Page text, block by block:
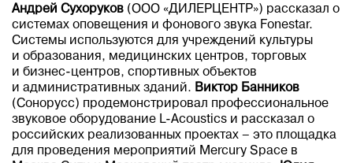
Андрей Сухоруков (ООО «ДИЛЕРЦЕНТР») рассказал о
системах оповещения и фонового звука Fonestar.
Системы используются для учреждений культуры
и образования, медицинских центров, торговых
и бизнес-центров, спортивных объектов
и административных зданий. Виктор Банников
(Сонорусс) продемонстрировал профессиональное
звуковое оборудование L-Acoustics и рассказал о
российских реализованных проектах – это площадка
для проведения мероприятий Mercury Space в